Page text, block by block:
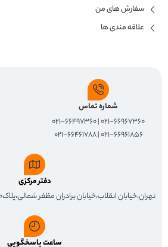
سفارش های من
علاقه مندی ها
شماره تماس
۰۲۱-۶۶۹۶۷۳۶۰ | ۰۲۱-۶۶۴۹۷۳۶۰
۰۲۱-۶۶۹۶۱۸۵۶ | ۰۲۱-۶۶۴۶۱۷۸۸
دفتر مرکزی
تهران،خیابان انقلاب،خیابان برادران مظفر شمالی،پلاک۷۰،ساختمان۴۰،بلوک۱،واحد ۴۴
ساعت پاسخگویی